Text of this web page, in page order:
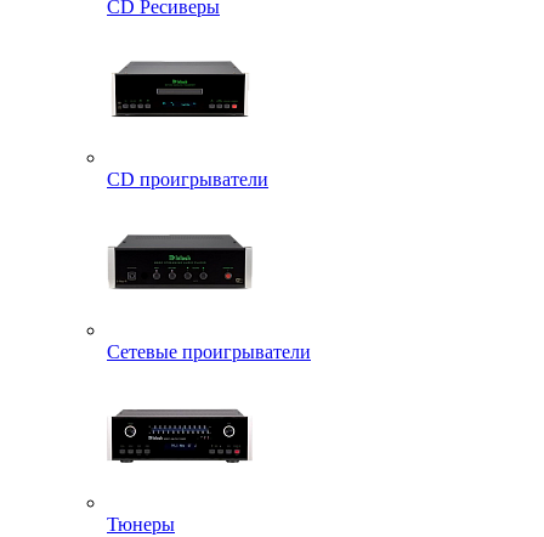
CD Ресиверы
CD проигрыватели
Сетевые проигрыватели
Тюнеры